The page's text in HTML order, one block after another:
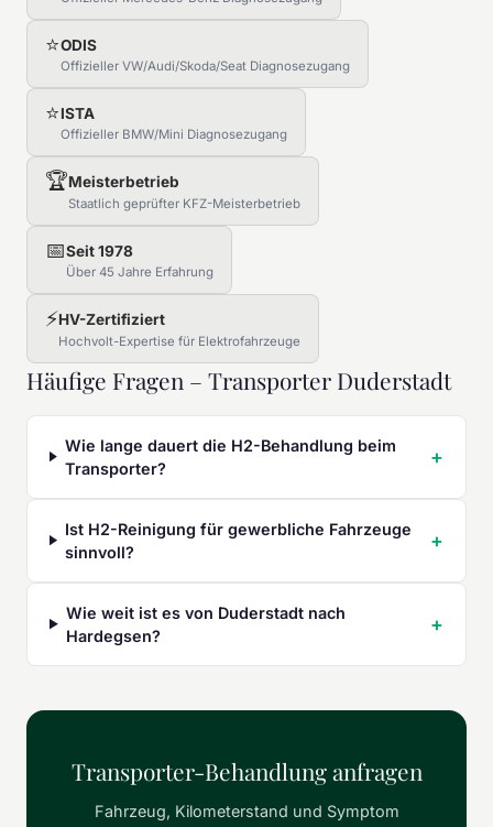
⭐ODIS
Offizieller VW/Audi/Skoda/Seat Diagnosezugang
⭐ISTA
Offizieller BMW/Mini Diagnosezugang
🏆Meisterbetrieb
Staatlich geprüfter KFZ-Meisterbetrieb
📅Seit 1978
Über 45 Jahre Erfahrung
⚡HV-Zertifiziert
Hochvolt-Expertise für Elektrofahrzeuge
Häufige Fragen – Transporter Duderstadt
Wie lange dauert die H2-Behandlung beim
Transporter?
Ist H2-Reinigung für gewerbliche Fahrzeuge
sinnvoll?
Wie weit ist es von Duderstadt nach
Hardegsen?
Transporter-Behandlung anfragen
Fahrzeug, Kilometerstand und Symptom